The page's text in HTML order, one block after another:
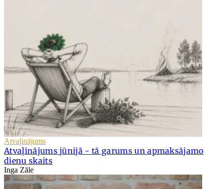
Atvaļinājums
Atvaļinājums jūnijā - tā garums un apmaksājamo
dienu skaits
Inga Zāle